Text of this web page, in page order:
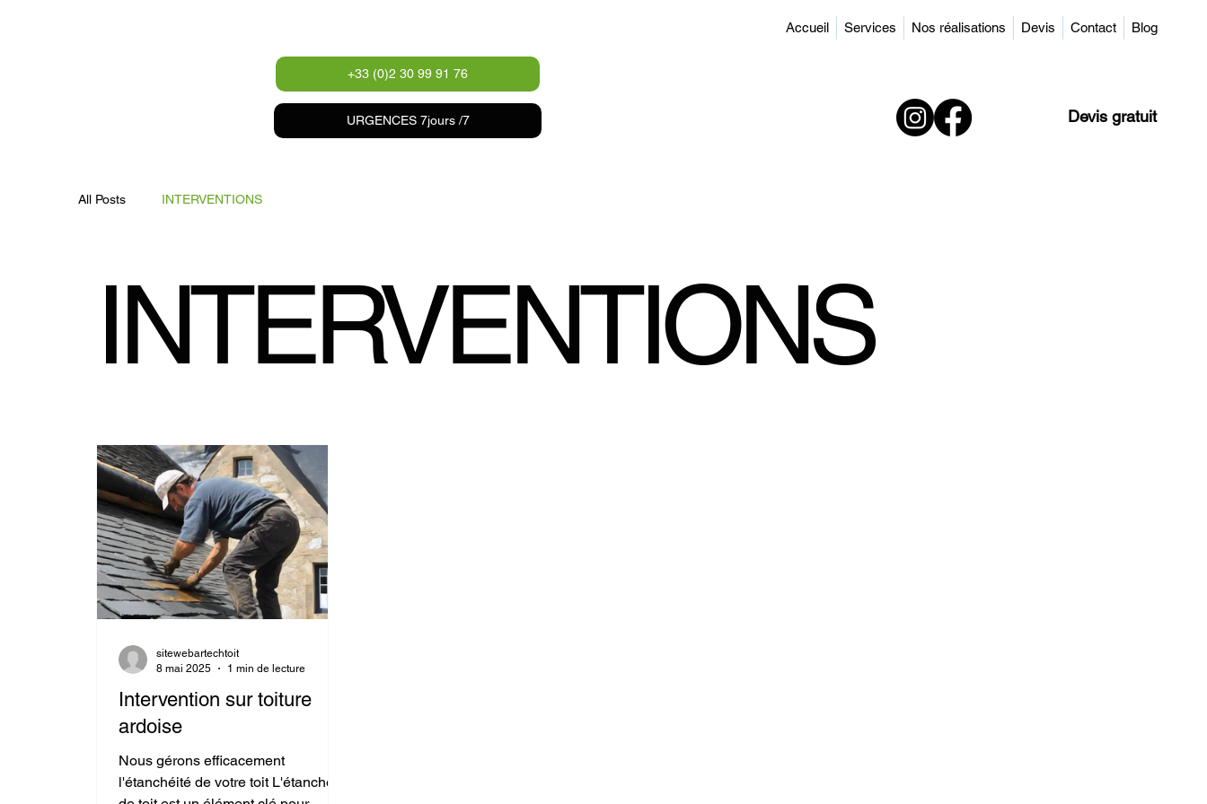
Accueil Services Nos réalisations Devis Contact Blog
+33 (0)2 30 99 91 76
URGENCES 7jours /7 Devis gratuit
All Posts INTERVENTIONS
INTERVENTIONS
Intervention sur toiture
ardoise
Nous gérons efficacement
l'étanchéité de votre toit L'étanchéité
sitewebartechtoit
8 mai 2025
1 min de lecture